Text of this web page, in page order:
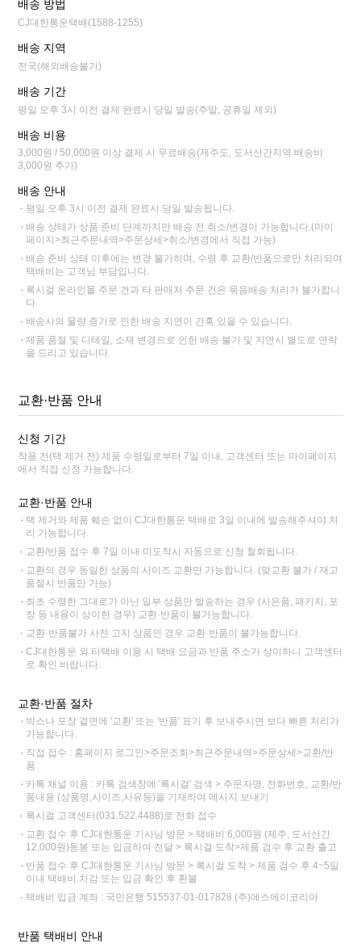
배송 방법
CJ대한통운택배(1588-1255)
배송 지역
전국(해외배송불가)
배송 기간
평일 오후 3시 이전 결제 완료시 당일 발송(주말, 공휴일 제외)
배송 비용
3,000원 / 50,000원 이상 결제 시 무료배송(제주도, 도서산간지역 배송비
3,000원 추가)
배송 안내
평일 오후 3시 이전 결제 완료시 당일 발송됩니다.
배송 상태가 상품 준비 단계까지만 배송 전 취소/변경이 가능합니다.(마이
페이지>최근주문내역>주문상세>취소/변경에서 직접 가능)
배송 준비 상태 이후에는 변경 불가하며, 수령 후 교환/반품으로만 처리되며
택배비는 고객님 부담입니다.
록시걸 온라인몰 주문 건과 타 판매처 주문 건은 묶음배송 처리가 불가합니
다.
배송사의 물량 증가로 인한 배송 지연이 간혹 있을 수 있습니다.
제품 품절 및 디테일, 소재 변경으로 인한 배송 불가 및 지연시 별도로 연락
을 드리고 있습니다.
교환·반품 안내
신청 기간
착용 전(택 제거 전) 제품 수령일로부터 7일 이내, 고객센터 또는 마이페이지
에서 직접 신청 가능합니다.
교환·반품 안내
택 제거와 제품 훼손 없이 CJ대한통운 택배로 3일 이내에 발송해주셔야 처
리 가능합니다.
교환/반품 접수 후 7일 이내 미도착시 자동으로 신청 철회됩니다.
교환의 경우 동일한 상품의 사이즈 교환만 가능합니다. (맞교환 불가 / 재고
품절시 반품만 가능)
최초 수령한 그대로가 아닌 일부 상품만 발송하는 경우 (사은품, 패키지, 포
장 등 내용이 상이한 경우) 교환·반품이 불가능합니다.
교환·반품불가 사전 고지 상품인 경우 교환·반품이 불가능합니다.
CJ대한통운 외 타택배 이용 시 택배 요금과 반품 주소가 상이하니 고객센터
로 확인 바랍니다.
교환·반품 절차
박스나 포장 겉면에 '교환' 또는 '반품' 표기 후 보내주시면 보다 빠른 처리가
가능합니다.
직접 접수 : 홈페이지 로그인>주문조회>최근주문내역>주문상세>교환/반
품
카톡 채널 이용 : 카톡 검색창에 '록시걸' 검색 > 주문자명, 전화번호, 교환/반
품내용 (상품명,사이즈,사유등)을 기재하여 메시지 보내기
록시걸 고객센터(031.522.4488)로 전화 접수
교환 접수 후 CJ대한통운 기사님 방문 > 택배비 6,000원 (제주, 도서산간
12,000원)동봉 또는 입금하여 전달 > 록시걸 도착>제품 검수 후 교환 출고
반품 접수 후 CJ대한통운 기사님 방문 > 록시걸 도착 > 제품 검수 후 4~5일
이내 택배비 차감 또는 입금 확인 후 환불
택배비 입금 계좌 : 국민은행 515537-01-017828 (주)에스에이코리아
반품 택배비 안내